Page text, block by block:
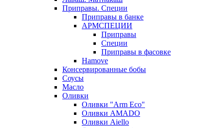
Приправы. Специи
Приправы в банке
АРМСПЕЦИИ
Приправы
Специи
Приправы в фасовке
Hamove
Консервированные бобы
Соусы
Масло
Оливки
Оливки "Arm Eco"
Оливки AMADO
Оливки Aiello